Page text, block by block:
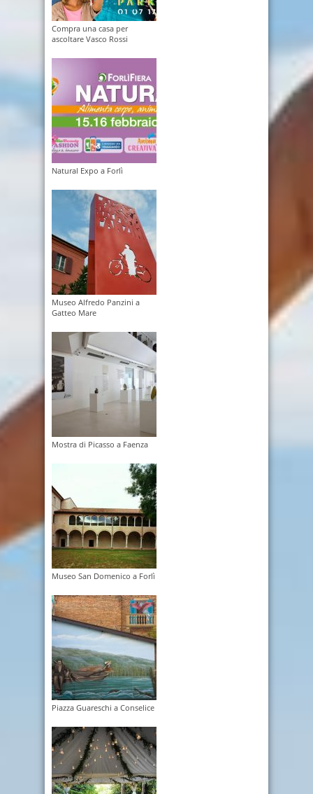
Compra una casa per
ascoltare Vasco Rossi
Natural Expo a Forlì
Museo Alfredo Panzini a
Gatteo Mare
Mostra di Picasso a Faenza
Museo San Domenico a Forlì
Piazza Guareschi a Conselice